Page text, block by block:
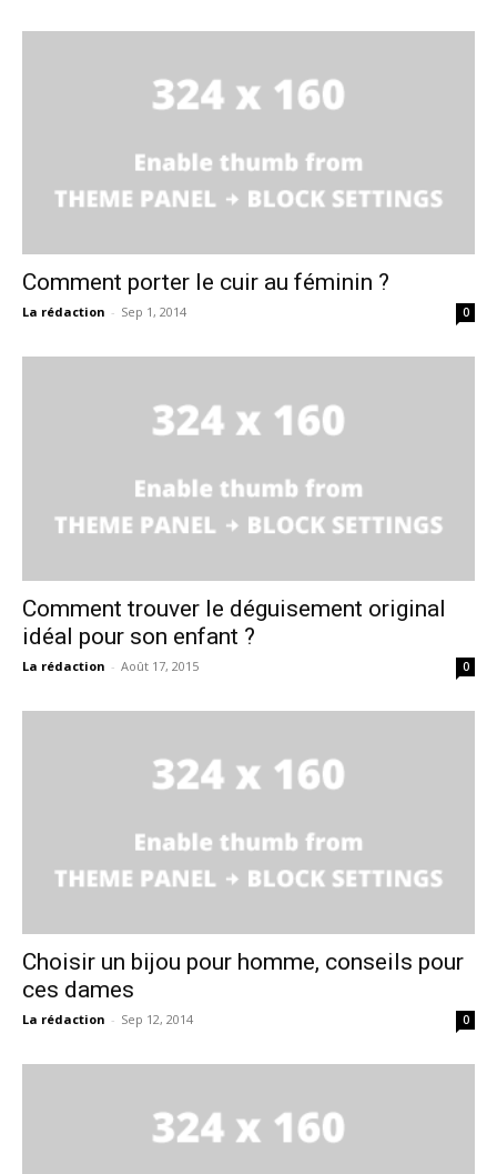
Comment porter le cuir au féminin ?
La rédaction - Sep 1, 2014 0
Comment trouver le déguisement original
idéal pour son enfant ?
La rédaction - Août 17, 2015 0
Choisir un bijou pour homme, conseils pour
ces dames
La rédaction - Sep 12, 2014 0